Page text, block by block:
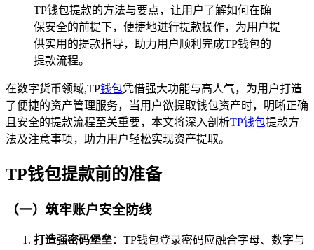
TP钱包提款的方法与要点，让用户了解如何在确
保安全的前提下，便捷地进行提款操作，为用户提
供实用的提款指导，助力用户顺利完成TP钱包的
提款流程。
在数字货币领域,TP钱包凭借强大功能与高人气，为用户打造
了便捷的资产管理服务，当用户欲提取钱包资产时，明晰正确
且安全的提款流程至关重要，本文将深入剖析TP钱包提款方
法及注意事项，助力用户轻松实现资产提取。
TP钱包提款前的准备
（一）筑牢账户安全防线
打造强密码堡垒：TP钱包登录密码应融合字母、数字与